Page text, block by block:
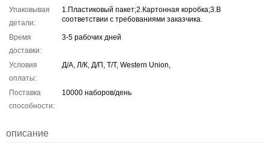
Упаковывая
детали:
1.Пластиковый пакет;2.Картонная коробка;3.В
соответствии с требованиями заказчика.
Время
доставки:
3-5 рабочих дней
Условия
оплаты:
Д/А, Л/К, Д/П, Т/Т, Western Union,
Поставка
способности:
10000 наборов/день
описание